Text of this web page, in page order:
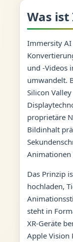
Was
Immersity AI
und -Videos
umwandelt.
Silicon
proprietäre
Bildinhalt
Animationen
Das Prinzip
hochladen,
steht in
XR-Geräte
Apple Vision